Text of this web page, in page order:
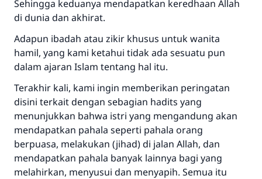
Sehingga keduanya mendapatkan keredhaan Allah
di dunia dan akhirat.
Adapun ibadah atau zikir khusus untuk wanita
hamil, yang kami ketahui tidak ada sesuatu pun
dalam ajaran Islam tentang hal itu.
Terakhir kali, kami ingin memberikan peringatan
disini terkait dengan sebagian hadits yang
menunjukkan bahwa istri yang mengandung akan
mendapatkan pahala seperti pahala orang
berpuasa, melakukan (jihad) di jalan Allah, dan
mendapatkan pahala banyak lainnya bagi yang
melahirkan, menyusui dan menyapih. Semua itu